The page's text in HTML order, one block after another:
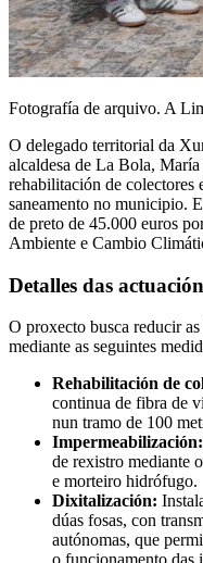
Fotografía de arquivo. A
O delegado territorial da
alcaldesa de La Bola,
rehabilitación de colectores
saneamento no municipio.
de preto de 45.000 euros
Ambiente e Cambio
Detalles das
O proxecto busca reducir
mediante as seguintes
Rehabilitación de
continua de fibra de
nun tramo de 100
Impermeabilización:
de rexistro mediante
e morteiro hidrófugo.
Dixitalización:
dúas fosas, con
autónomas, que